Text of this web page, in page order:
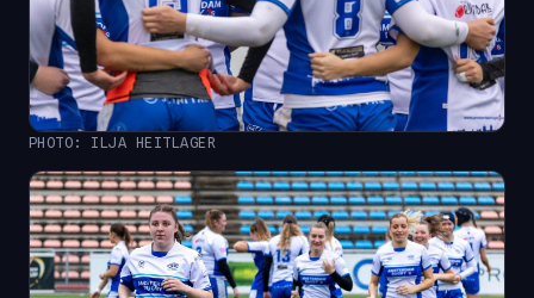
PHOTO: ILJA HEITLAGER